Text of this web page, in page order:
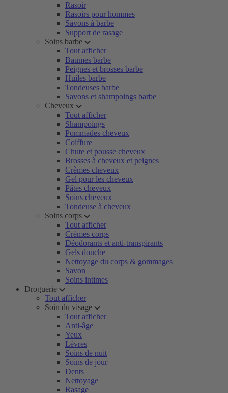
Rasoir
Rasoirs pour hommes
Savons à barbe
Support de rasage
Soins barbe
Tout afficher
Baumes barbe
Peignes et brosses barbe
Huiles barbe
Tondeuses barbe
Savons et shampoings barbe
Cheveux
Tout afficher
Shampoings
Pommades cheveux
Coiffure
Chute et pousse cheveux
Brosses à cheveux et peignes
Crèmes cheveux
Gel pour les cheveux
Pâtes cheveux
Soins cheveux
Tondeuse à cheveux
Soins corps
Tout afficher
Crèmes corps
Déodorants et anti-transpirants
Gels douche
Nettoyage du corps & gommages
Savon
Soins intimes
Droguerie
Tout afficher
Soin du visage
Tout afficher
Anti-âge
Yeux
Lèvres
Soins de nuit
Soins de jour
Dents
Nettoyage
Rasage